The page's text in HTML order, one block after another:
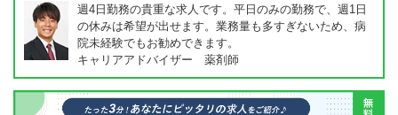
週4日勤務の貴重な求人です。平日のみの勤務で、週1日
の休みは希望が出せます。業務量も多すぎないため、病
院未経験でもお勧めできます。
キャリアアドバイザー 薬剤師